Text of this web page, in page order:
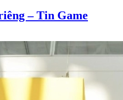
– Tin Game